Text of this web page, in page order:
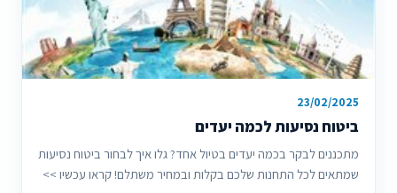
23/02/2025
ביטוח נסיעות לכמה יעדים
מתכננים לבקר בכמה יעדים בטיול אחד? גלו איך לבחור ביטוח נסיעות
שמתאים לכל התחנות שלכם בקלות ובמחיר משתלם! קראו עכשיו >>